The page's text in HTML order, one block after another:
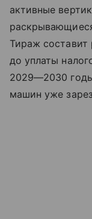
активные
Тираж составит
до уплаты
2029—2030
машин уже